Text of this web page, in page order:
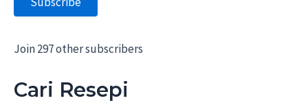
A
d
r
s
s
Join 297 other subscribers
Cari Resepi